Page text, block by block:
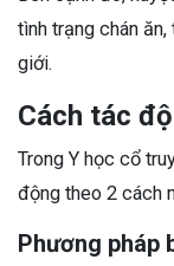
tình trạng chán
giới.
Cách tác
Trong Y học cổ
động theo 2 cách
Phương pháp